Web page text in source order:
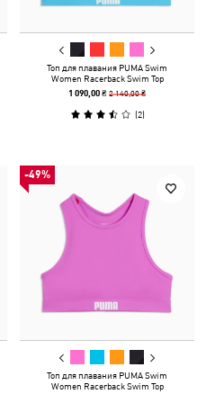
Топ для плавания PUMA Swim
Women Racerback Swim Top
1 090,00 ₴2 140,00 ₴
(2)
-49%
Топ для плавания PUMA Swim
Women Racerback Swim Top